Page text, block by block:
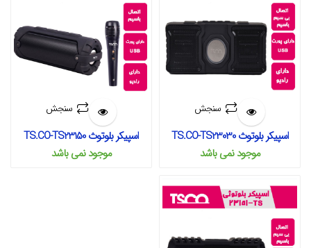
سنجش
اسپیکر بلوتوث TS.CO-TS23030
موجود نمی‌ باشد
سنجش
اسپیکر بلوتوث TS.CO-TS23150
موجود نمی‌ باشد